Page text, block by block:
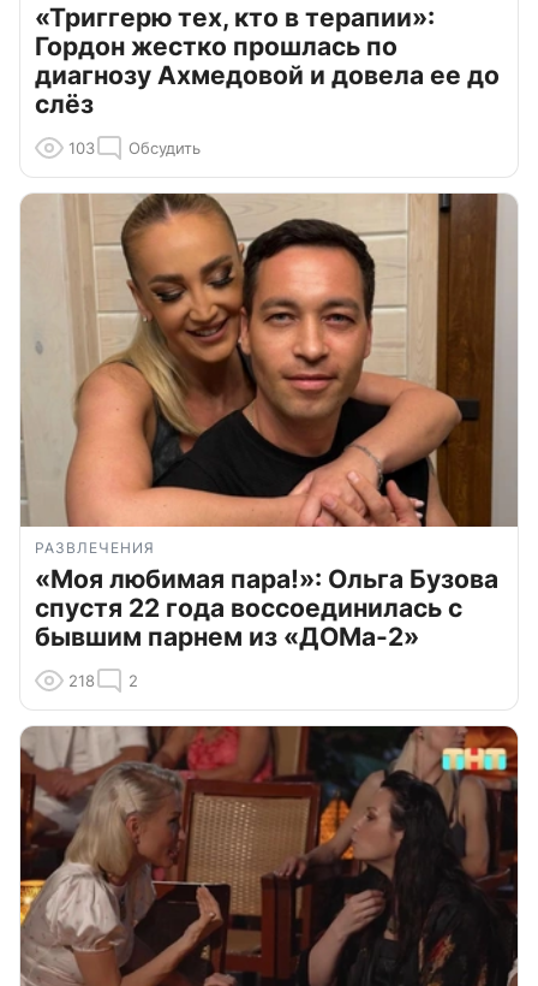
«Триггерю тех, кто в терапии»:
Гордон жестко прошлась по
диагнозу Ахмедовой и довела ее до
слёз
103 Обсудить
РАЗВЛЕЧЕНИЯ
«Моя любимая пара!»: Ольга Бузова
спустя 22 года воссоединилась с
бывшим парнем из «ДОМа-2»
218 2